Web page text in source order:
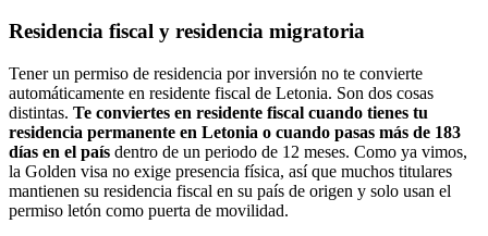
Residencia fiscal y residencia migratoria
Tener un permiso de residencia por inversión no te convierte
automáticamente en residente fiscal de Letonia. Son dos cosas
distintas. Te conviertes en residente fiscal cuando tienes tu
residencia permanente en Letonia o cuando pasas más de 183
días en el país dentro de un periodo de 12 meses. Como ya vimos,
la Golden visa no exige presencia física, así que muchos titulares
mantienen su residencia fiscal en su país de origen y solo usan el
permiso letón como puerta de movilidad.